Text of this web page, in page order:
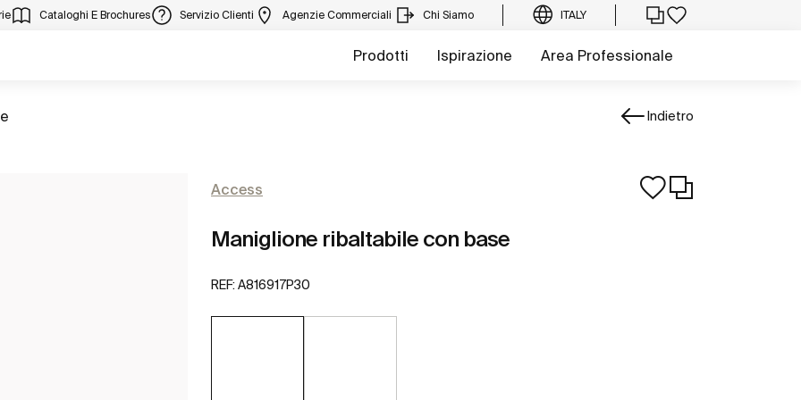
Cataloghi E Brochures Servizio Clienti Agenzie Commerciali Chi Siamo ITALY
Prodotti Ispirazione Area Professionale
Indietro
Access
Maniglione ribaltabile con base
REF: A816917P30